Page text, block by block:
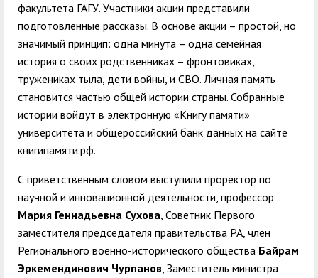
факультета ГАГУ. Участники акции представили
подготовленные рассказы. В основе акции – простой, но
значимый принцип: одна минута – одна семейная
история о своих родственниках – фронтовиках,
тружениках тыла, дети войны, и СВО. Личная память
становится частью общей истории страны. Собранные
истории войдут в электронную «Книгу памяти»
университета и общероссийский банк данных на сайте
книгипамяти.рф.
С приветственным словом выступили проректор по
научной и инновационной деятельности, профессор
Мария Геннадьевна Сухова, Советник Первого
заместителя председателя правительства РА, член
Регионального военно-исторического общества Байрам
Эркемендинович Чурпанов, Заместитель министра